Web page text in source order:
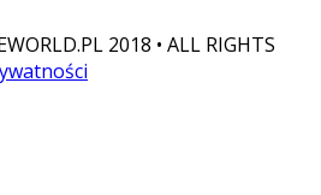
2018 • ALL RIGHTS